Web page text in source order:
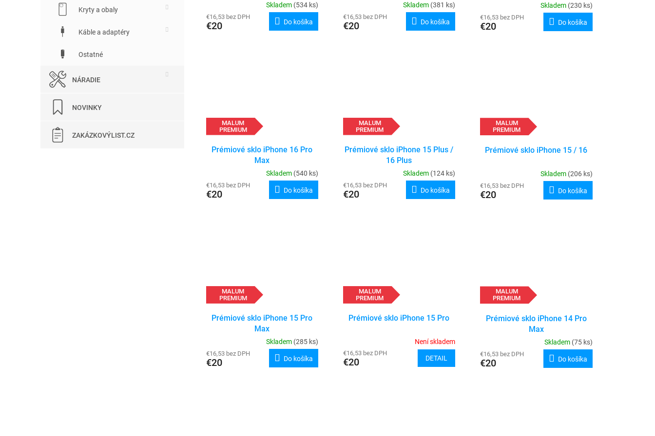
Kryty a obaly
Káble a adaptéry
Ostatné
NÁRADIE
NOVINKY
ZAKÁZKOVÝLIST.CZ
Skladem (534 ks)
€16,53 bez DPH
€20 Do košíka
Skladem (381 ks)
€16,53 bez DPH
€20 Do košíka
Skladem (230 ks)
€16,53 bez DPH
€20 Do košíka
MALUM
PREMIUM
Prémiové sklo iPhone 16 Pro
Max
Skladem (540 ks)
€16,53 bez DPH
€20 Do košíka
MALUM
PREMIUM
Prémiové sklo iPhone 15 Plus /
16 Plus
Skladem (124 ks)
€16,53 bez DPH
€20 Do košíka
MALUM
PREMIUM
Prémiové sklo iPhone 15 / 16
Skladem (206 ks)
€16,53 bez DPH
€20 Do košíka
MALUM
PREMIUM
Prémiové sklo iPhone 15 Pro
Max
Skladem (285 ks)
€16,53 bez DPH
€20 Do košíka
MALUM
PREMIUM
Prémiové sklo iPhone 15 Pro
Není skladem
€16,53 bez DPH
€20 DETAIL
MALUM
PREMIUM
Prémiové sklo iPhone 14 Pro
Max
Skladem (75 ks)
€16,53 bez DPH
€20 Do košíka